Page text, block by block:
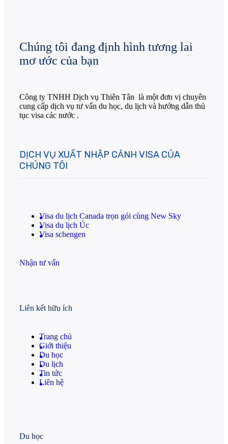
Chúng tôi đang định hình tương lai
mơ ước của bạn
Công ty TNHH Dịch vụ Thiên Tân là một đơn vị chuyên
cung cấp dịch vụ tư vấn du học, du lịch và hướng dẫn thủ
tục visa các nước .
DỊCH VỤ XUẤT NHẬP CẢNH VISA CỦA
CHÚNG TÔI
Visa du lịch Canada trọn gói cùng New Sky
Visa du lịch Úc
Visa schengen
Nhận tư vấn
Liên kết hữu ích
Trang chủ
Giới thiệu
Du học
Du lịch
Tin tức
Liên hệ
Du học